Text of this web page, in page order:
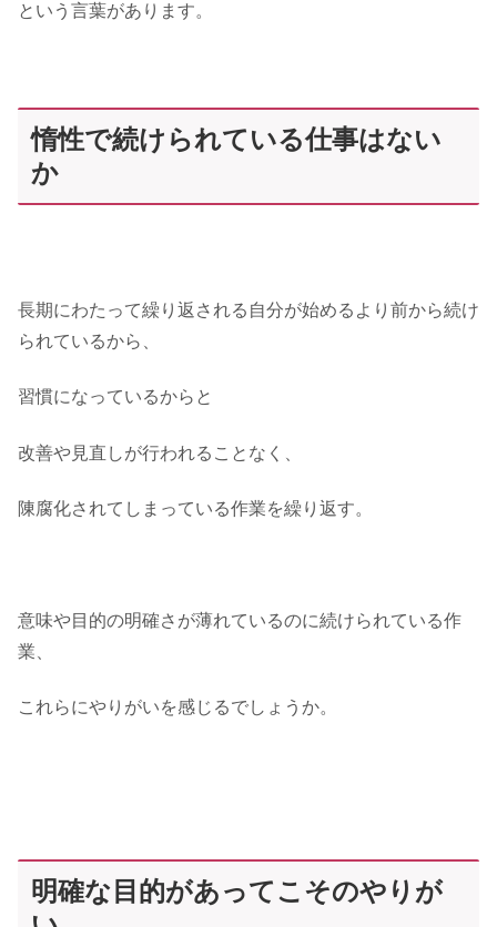
という言葉があります。
惰性で続けられている仕事はない
か
長期にわたって繰り返される自分が始めるより前から続け
られているから、
習慣になっているからと
改善や見直しが行われることなく、
陳腐化されてしまっている作業を繰り返す。
意味や目的の明確さが薄れているのに続けられている作
業、
これらにやりがいを感じるでしょうか。
明確な目的があってこそのやりが